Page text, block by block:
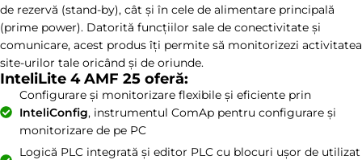
de rezervă (stand-by), cât și în cele de alimentare principală
(prime power). Datorită funcțiilor sale de conectivitate și
comunicare, acest produs îți permite să monitorizezi activitatea
site-urilor tale oricând și de oriunde.
InteliLite 4 AMF 25 oferă:
Configurare și monitorizare flexibile și eficiente prin
InteliConfig, instrumentul ComAp pentru configurare și
monitorizare de pe PC
Logică PLC integrată și editor PLC cu blocuri ușor de utilizat